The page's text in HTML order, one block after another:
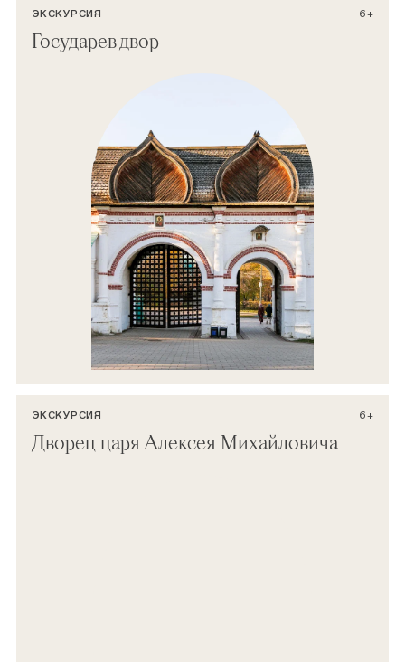
ЭКСКУРСИЯ 6+
Государев двор
ЭКСКУРСИЯ 6+
Дворец царя Алексея Михайловича